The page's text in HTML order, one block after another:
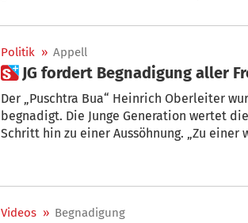
Glauben geschuldet ist und auch
Politik » Appell
 JG fordert Begnadigung aller
Der „Puschtra Bua“ Heinrich Oberleiter
begnadigt. Die Junge Generation wertet
Schritt hin zu einer Aussöhnung. „Zu
Videos » Begnadigung